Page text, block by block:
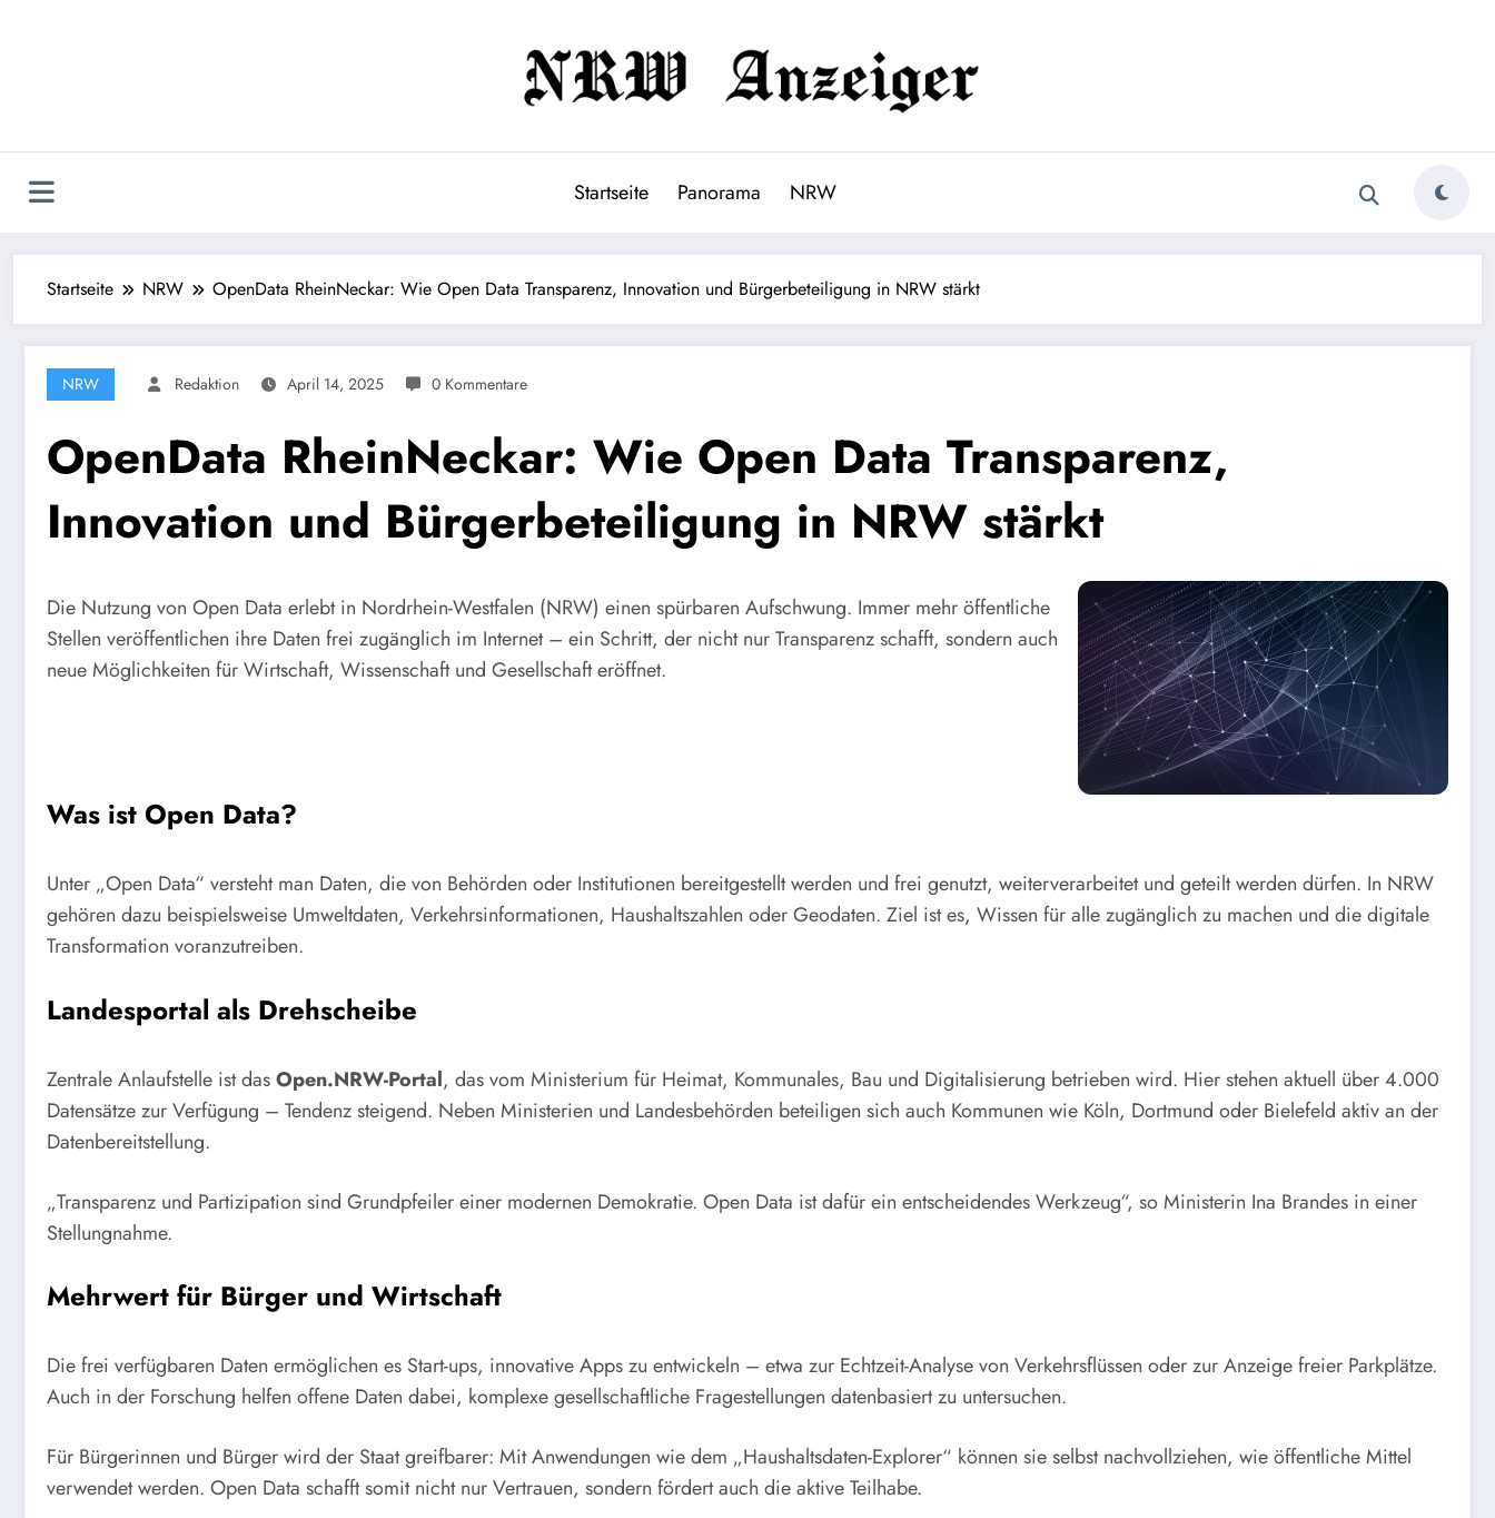
Startseite Panorama NRW
Startseite NRW OpenData RheinNeckar: Wie Open Data Transparenz, Innovation und Bürgerbeteiligung in NRW stärkt
NRW Redaktion April 14, 2025 0 Kommentare
OpenData RheinNeckar: Wie Open Data Transparenz,
Innovation und Bürgerbeteiligung in NRW stärkt
Die Nutzung von Open Data erlebt in Nordrhein-Westfalen (NRW) einen spürbaren Aufschwung. Immer mehr öffentliche
Stellen veröffentlichen ihre Daten frei zugänglich im Internet – ein Schritt, der nicht nur Transparenz schafft, sondern auch
neue Möglichkeiten für Wirtschaft, Wissenschaft und Gesellschaft eröffnet.
Was ist Open Data?
Unter „Open Data“ versteht man Daten, die von Behörden oder Institutionen bereitgestellt werden und frei genutzt, weiterverarbeitet und geteilt werden dürfen. In NRW
gehören dazu beispielsweise Umweltdaten, Verkehrsinformationen, Haushaltszahlen oder Geodaten. Ziel ist es, Wissen für alle zugänglich zu machen und die digitale
Transformation voranzutreiben.
Landesportal als Drehscheibe
Zentrale Anlaufstelle ist dasOpen.NRW-Portal, das vom Ministerium für Heimat, Kommunales, Bau und Digitalisierung betrieben wird. Hier stehen aktuell über 4.000
Datensätze zur Verfügung – Tendenz steigend. Neben Ministerien und Landesbehörden beteiligen sich auch Kommunen wie Köln, Dortmund oder Bielefeld aktiv an der
Datenbereitstellung.
„Transparenz und Partizipation sind Grundpfeiler einer modernen Demokratie. Open Data ist dafür ein entscheidendes Werkzeug“, so Ministerin Ina Brandes in einer
Stellungnahme.
Mehrwert für Bürger und Wirtschaft
Die frei verfügbaren Daten ermöglichen es Start-ups, innovative Apps zu entwickeln – etwa zur Echtzeit-Analyse von Verkehrsflüssen oder zur Anzeige freier Parkplätze.
Auch in der Forschung helfen offene Daten dabei, komplexe gesellschaftliche Fragestellungen datenbasiert zu untersuchen.
Für Bürgerinnen und Bürger wird der Staat greifbarer: Mit Anwendungen wie dem „Haushaltsdaten-Explorer“ können sie selbst nachvollziehen, wie öffentliche Mittel
verwendet werden. Open Data schafft somit nicht nur Vertrauen, sondern fördert auch die aktive Teilhabe.